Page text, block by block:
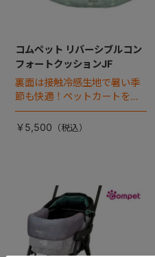
コムペット リバーシブルコン
フォートクッションJF
裏面は接触冷感生地で暑い季
節も快適！ペットカートをお
しゃれに・かわいく・かっこ
よく！
￥5,500